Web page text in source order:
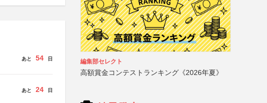
あと 54 日
あと 24 日
編集部セレクト
高額賞金コンテストランキング《2026年夏》